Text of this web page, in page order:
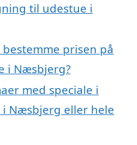
til udestue i
prisen på
i Næsbjerg?
med speciale i
Næsbjerg eller hele